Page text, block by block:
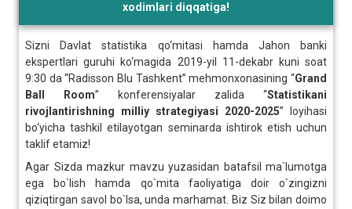
xodimlari diqqatiga!
Sizni Davlat statistika qo‘mitasi hamda Jahon banki
ekspertlari guruhi ko‘magida 2019-yil 11-dekabr kuni soat
9:30 da “Radisson Blu Tashkent” mehmonxonasining “Grand
Ball
Room” konferensiyalar zalida “Statistikani
rivojlantirishning
milliy strategiyasi 2020-2025” loyihasi
bo‘yicha tashkil etilayotgan seminarda ishtirok etish uchun
taklif etamiz!
Agar Sizda mazkur mavzu yuzasidan batafsil ma`lumotga
ega bo`lish hamda qo`mita faoliyatiga doir o`zingizni
qiziqtirgan savol bo`lsa, unda marhamat. Biz Siz bilan doimo